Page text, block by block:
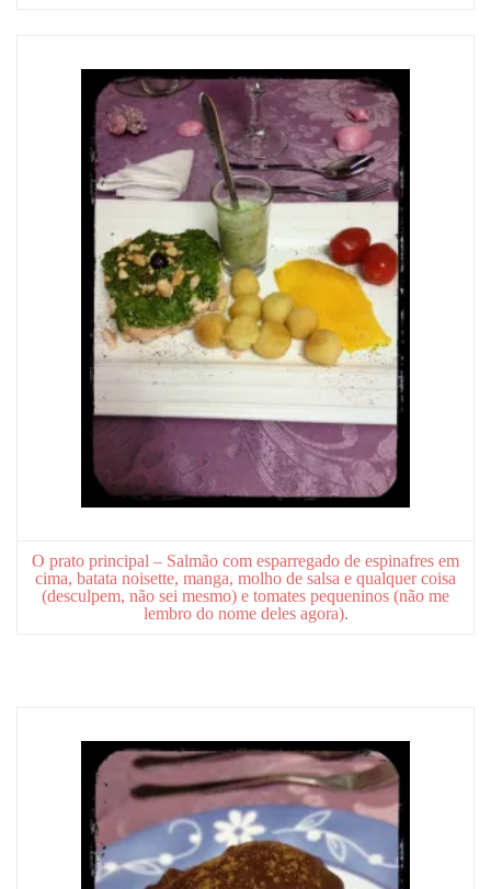
O prato principal – Salmão com esparregado de espinafres em
cima, batata noisette, manga, molho de salsa e qualquer coisa
(desculpem, não sei mesmo) e tomates pequeninos (não me
lembro do nome deles agora).